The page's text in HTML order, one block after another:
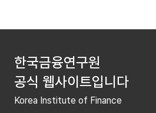
한국금융연구원
공식 웹사이트입니다
Korea Institute of Finance